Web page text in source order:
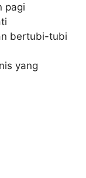
pagi
bertubi-tubi
yang